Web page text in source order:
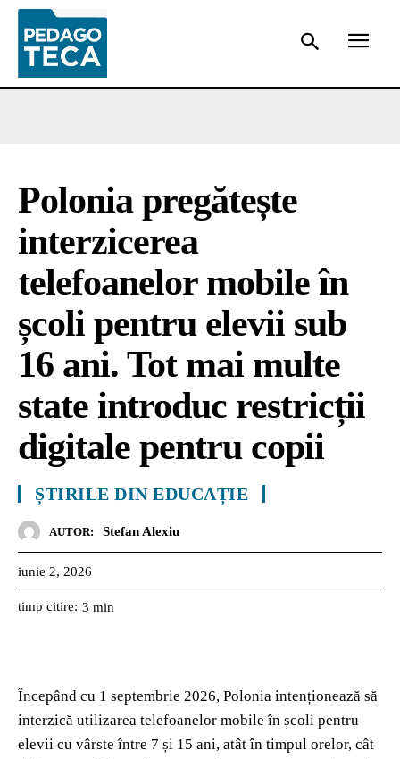
Polonia pregătește
interzicerea
telefoanelor mobile în
școli pentru elevii sub
16 ani. Tot mai multe
state introduc restricții
digitale pentru copii
ȘTIRILE DIN EDUCAȚIE
AUTOR: Stefan Alexiu
iunie 2, 2026
timp citire: 3 min
Începând cu 1 septembrie 2026, Polonia intenționează să
interzică utilizarea telefoanelor mobile în școli pentru
elevii cu vârste între 7 și 15 ani, atât în timpul orelor, cât